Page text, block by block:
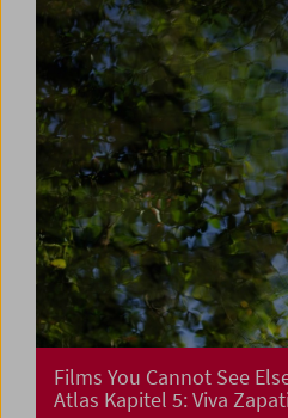
Films You Cannot See
Atlas Kapitel 5: Viva